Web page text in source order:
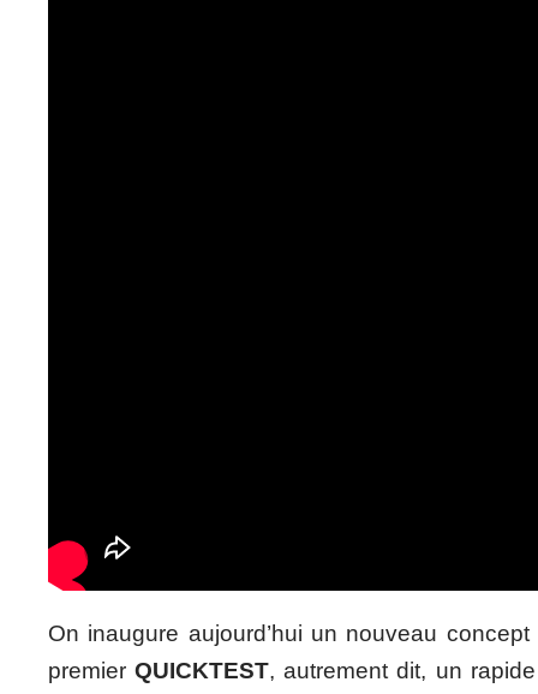
On inaugure aujourd’hui un nouveau
premierQUICKTEST, autrement dit, un